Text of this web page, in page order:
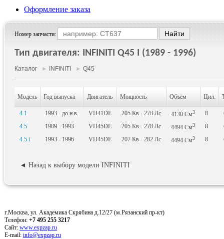
Оформление заказа
Номер запчасти:
Тип двигателя: INFINITI Q45 I (1989 - 1996)
Каталог ► INFINITI ► Q45
Модель Год выпуска Двигатель Мощность Объём Цил.
4.1 1993 - до н.в. VH41DE 205 Кв - 278 Лс 4130 См3 8
4.5
1989 - 1993 VH45DE 205 Кв - 278 Лс 4494 См3 8
4.5 i
1993 - 1996 VH45DE 207 Кв - 282 Лс 4494 См3 8
◄ Назад к выбору модели INFINITI
г.Москва, ул. Академика Скрябина д.12/27 (м.Рязанский пр-кт)
Телефон: +7 495 255 3217
Сайт: www.expzap.ru
E-mail: info@expzap.ru